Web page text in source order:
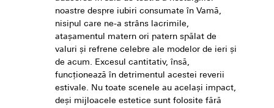
noastre despre iubiri consumate în Vamă,
nisipul care ne-a strâns lacrimile,
ataşamentul matern ori patern spălat de
valuri şi refrene celebre ale modelor de ieri şi
de acum. Excesul cantitativ, însă,
funcţionează în detrimentul acestei reverii
estivale. Nu toate scenele au acelaşi impact,
deşi mijloacele estetice sunt folosite fără